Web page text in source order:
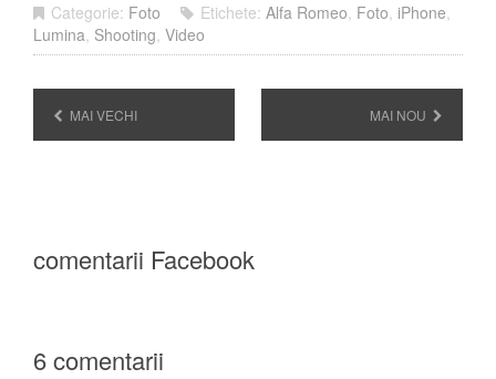
Categorie: Foto Etichete: Alfa Romeo, Foto, iPhone,
Lumina, Shooting, Video
MAI VECHI MAI NOU
comentarii Facebook
6 comentarii